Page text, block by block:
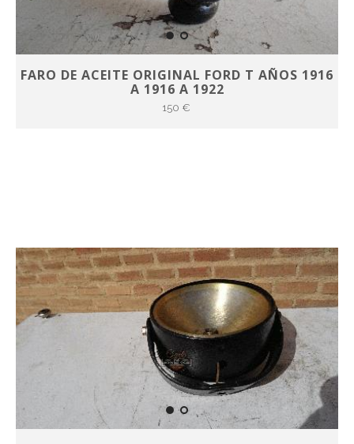
FARO DE ACEITE ORIGINAL FORD T AÑOS 1916
A 1916 A 1922
150 €